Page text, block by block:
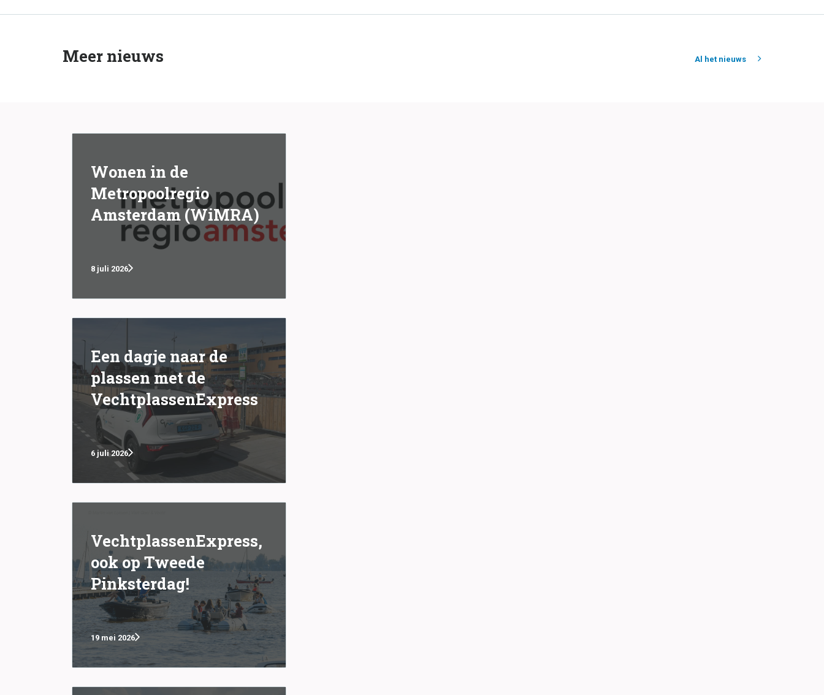
Meer nieuws Al het nieuws
Wonen in de
Metropoolregio
Amsterdam (WiMRA)
8 juli 2026
Een dagje naar de
plassen met de
VechtplassenExpress
6 juli 2026
VechtplassenExpress,
ook op Tweede
Pinksterdag!
19 mei 2026